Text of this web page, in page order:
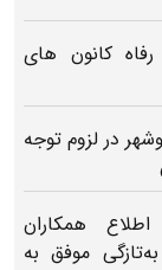
کانون های
در لزوم توجه
همکاران
موفق به